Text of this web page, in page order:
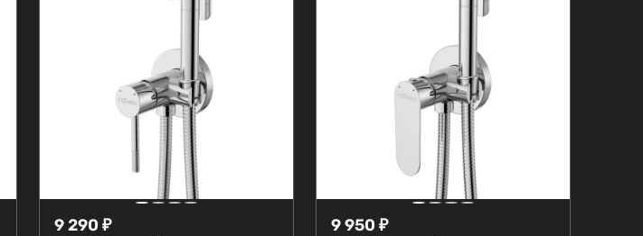
9 290 ₽ 9 950 ₽